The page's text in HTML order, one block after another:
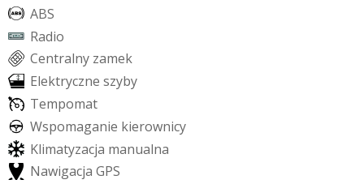
ABS
Radio
Centralny zamek
Elektryczne szyby
Tempomat
Wspomaganie kierownicy
Klimatyzacja manualna
Nawigacja GPS